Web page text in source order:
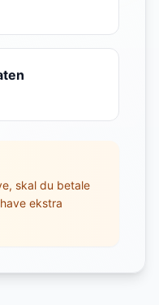
skal du betale
ekstra